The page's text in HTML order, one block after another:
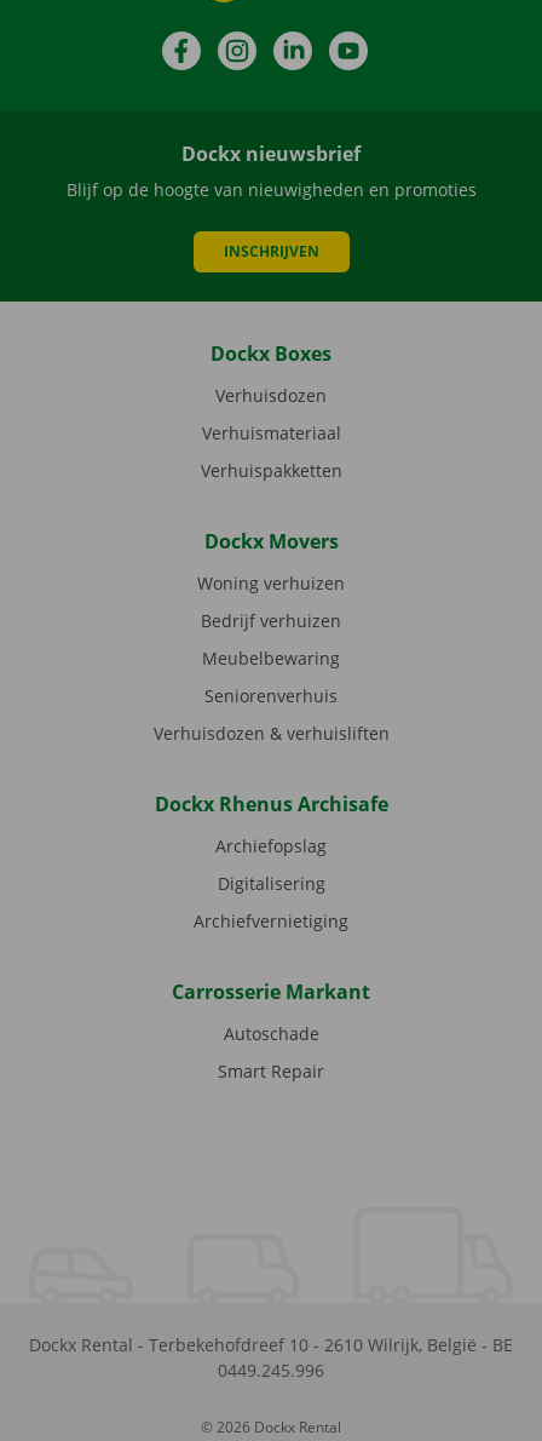
FacebookInstagramLinkedIn
Dockx nieuwsbrief
Blijf op de hoogte van nieuwigheden en promoties
INSCHRIJVEN
Dockx Boxes
Verhuisdozen
Verhuismateriaal
Verhuispakketten
Dockx Movers
Woning verhuizen
Bedrijf verhuizen
Meubelbewaring
Seniorenverhuis
Verhuisdozen & verhuisliften
Dockx Rhenus Archisafe
Archiefopslag
Digitalisering
Archiefvernietiging
Carrosserie Markant
Autoschade
Smart Repair
Dockx Rental - Terbekehofdreef 10 - 2610 Wilrijk, België - BE
0449.245.996
© 2026 Dockx Rental